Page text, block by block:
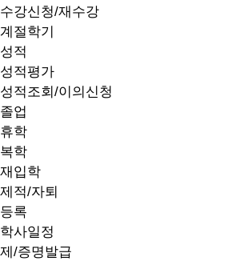
수강신청/재수강
계절학기
성적
성적평가
성적조회/이의신청
졸업
휴학
복학
재입학
제적/자퇴
등록
학사일정
제/증명발급